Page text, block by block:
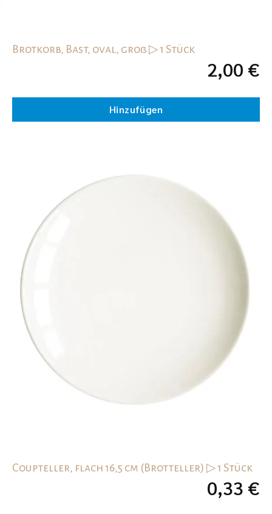
Brotkorb, Bast, oval, groß ▷ 1 Stück
2,00 €
Hinzufügen
Coupteller, flach 16,5 cm (Brotteller) ▷ 1 Stück
0,33 €